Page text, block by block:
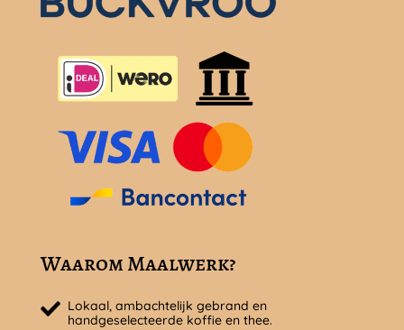
Waarom Maalwerk?
Lokaal, ambachtelijk gebrand en
handgeselecteerde koffie en thee.